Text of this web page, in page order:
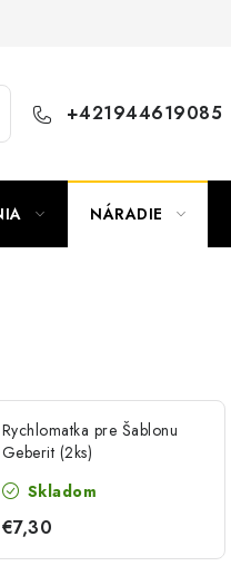
+421944619085
NÁRADIE
Rychlomatka pre Šablonu
Geberit (2ks)
Skladom
€7,30